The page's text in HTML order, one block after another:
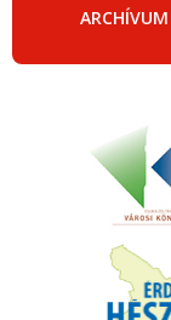
ARCHÍVUM